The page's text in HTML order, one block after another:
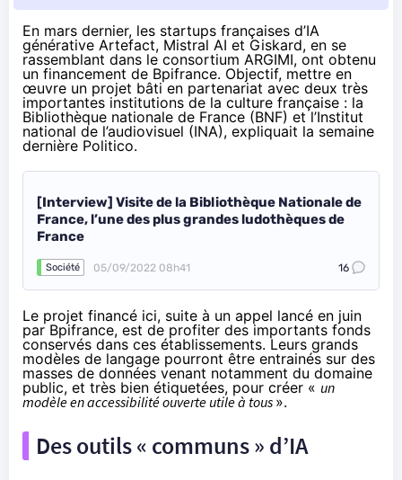
En mars dernier, les startups françaises d’IA
générative Artefact, Mistral AI et Giskard, en se
rassemblant dans le consortium ARGIMI, ont obtenu
un financement de Bpifrance. Objectif, mettre en
œuvre un projet bâti en partenariat avec deux très
importantes institutions de la culture française : la
Bibliothèque nationale de France (BNF) et l’Institut
national de l’audiovisuel (INA), expliquait la semaine
dernière Politico.
[Interview] Visite de la Bibliothèque Nationale de
France, l’une des plus grandes ludothèques de
France
Société 05/09/2022 08h41 16
Le projet financé ici, suite à un appel lancé en juin
par Bpifrance, est de profiter des importants fonds
conservés dans ces établissements. Leurs grands
modèles de langage pourront être entrainés sur des
masses de données venant notamment du domaine
public, et très bien étiquetées, pour créer « un
modèle en accessibilité ouverte utile à tous ».
Des outils « communs » d’IA